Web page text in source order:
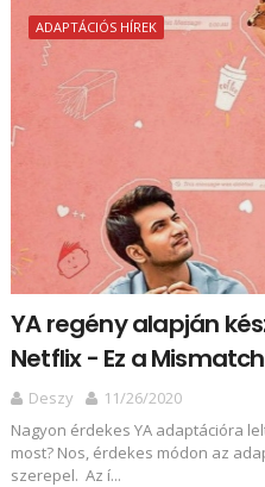
ADAPTÁCIÓS HÍREK
YA regény alapján
Netflix - Ez a
Deszy
11/26/2020
Nagyon érdekes YA adaptációra
most? Nos, érdekes módon az
szerepel. Az í...